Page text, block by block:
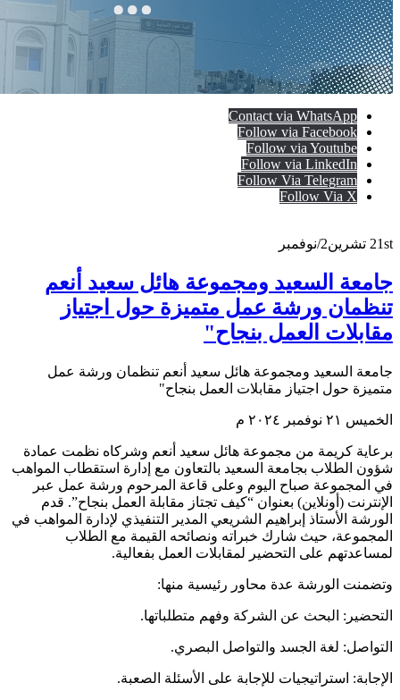
Contact via WhatsApp
Follow via Facebook
Follow via Youtube
Follow via LinkedIn
Follow Via Telegram
Follow Via X
21st تشرين2/نوفمبر
جامعة السعيد ومجموعة هائل سعيد أنعم
تنظمان ورشة عمل متميزة حول اجتياز
مقابلات العمل بنجاح"
جامعة السعيد ومجموعة هائل سعيد أنعم تنظمان ورشة عمل
متميزة حول اجتياز مقابلات العمل بنجاح"
الخميس ٢١ نوفمبر ٢٠٢٤ م
برعاية كريمة من مجموعة هائل سعيد أنعم وشركاه نظمت عمادة
شؤون الطلاب بجامعة السعيد بالتعاون مع إدارة استقطاب المواهب
في المجموعة صباح اليوم وعلى قاعة المرحوم ورشة عمل عبر
الإنترنت (أونلاين) بعنوان “كيف تجتاز مقابلة العمل بنجاح”. قدم
الورشة الأستاذ إبراهيم الشريعي المدير التنفيذي لإدارة المواهب في
المجموعة، حيث شارك خبراته ونصائحه القيمة مع الطلاب
لمساعدتهم على التحضير لمقابلات العمل بفعالية.
وتضمنت الورشة عدة محاور رئيسية منها:
التحضير: البحث عن الشركة وفهم متطلباتها.
التواصل: لغة الجسد والتواصل البصري.
الإجابة: استراتيجيات للإجابة على الأسئلة الصعبة.